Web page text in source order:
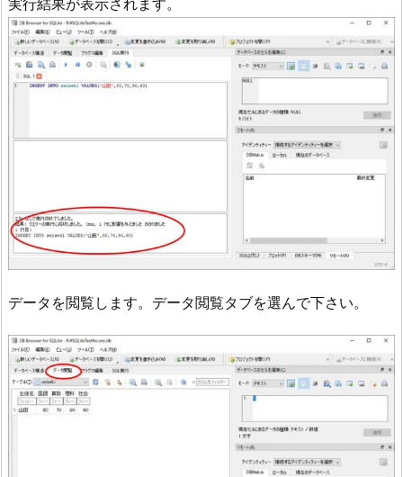
実行結果が表示されます。
データを閲覧します。データ閲覧タブを選んで下さい。